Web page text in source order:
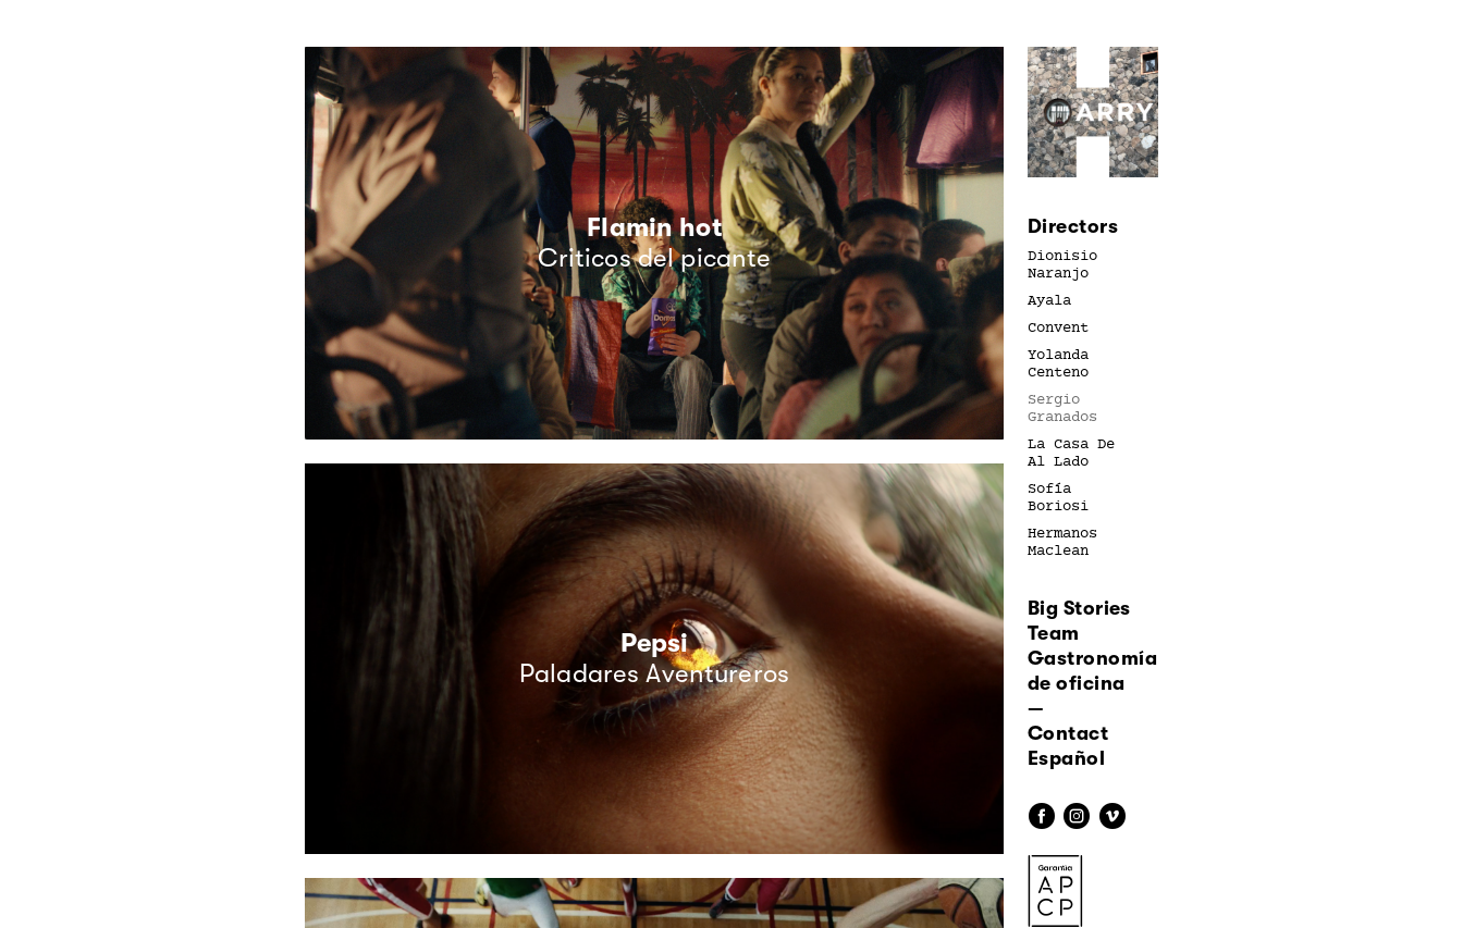
Directors
Dionisio
Naranjo
Ayala
Convent
Yolanda
Centeno
Sergio
Granados
La Casa De
Al Lado
Sofía
Boriosi
Hermanos
Maclean
Big Stories
Team
Gastronomía
de oficina
—
Contact
Español
f i v
a
Flamin hot
Criticos del picante
Pepsi
Paladares Aventureros